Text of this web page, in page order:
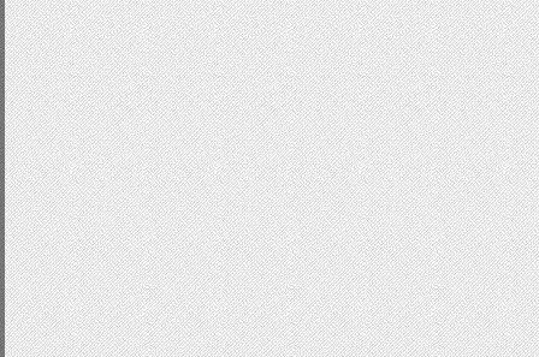
input[type="file"]:hover,input[type
-webkit-box-shadow: 0 0 3px
-moz-box-shadow: 0 0 3px
box-shadow: 0 0 3px #333!important;
color:#7c9843!important;
}
input[type="file"]:active{
-webkit-box-shadow: 0 0px 6px
-moz-box-shadow: 0 0px 6px
box-shadow: 0 0px 6px
}
input[type="file"]:disabled{
color: #999!important;
}